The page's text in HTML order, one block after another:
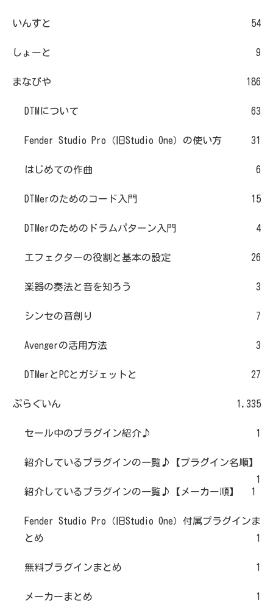
いんすと 54
しょーと 9
まなびや 186
DTMについて 63
Fender Studio Pro（旧Studio One）の使い方 31
はじめての作曲 6
DTMerのためのコード入門 15
DTMerのためのドラムパターン入門 4
エフェクターの役割と基本の設定 26
楽器の奏法と音を知ろう 3
シンセの音創り 7
Avengerの活用方法 3
DTMerとPCとガジェットと 27
ぷらぐいん 1,335
セール中のプラグイン紹介♪ 1
紹介しているプラグインの一覧♪【プラグイン名順】
1
紹介しているプラグインの一覧♪【メーカー順】
1
Fender Studio Pro（旧Studio One）付属プラグインま
とめ
1
無料プラグインまとめ 1
メーカーまとめ 1